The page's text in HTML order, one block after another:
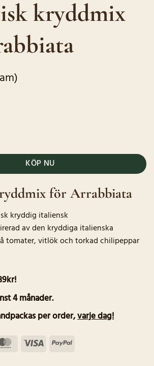
kryddmix
mängd
KÖP NU
för Arrabbiata
kryddig italiensk
av den kryddiga italienska
tomater, vitlök och torkad chilipeppar
4 månader.
per order,varje dag!
MasterCard
Visa PayPal